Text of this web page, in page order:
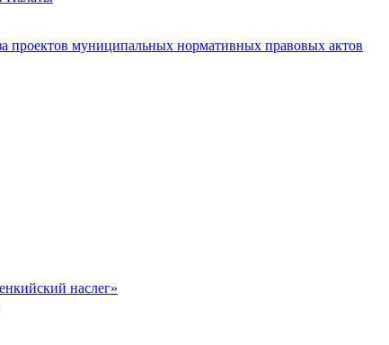
проектов муниципальных нормативных правовых актов
наслег»